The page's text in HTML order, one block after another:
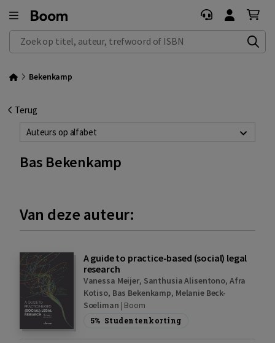
Zoek op titel, auteur, trefwoord of ISBN
Bekenkamp
Terug
Auteurs op alfabet
Bas Bekenkamp
Van deze auteur:
A guide to practice-based (social) legal
research
Vanessa Meijer, Santhusia Alisentono, Afra
Kotiso, Bas Bekenkamp, Melanie Beck-
Soeliman | Boom
5% Studentenkorting